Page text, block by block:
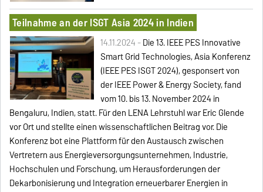
Teilnahme an der ISGT Asia 2024 in Indien
14.11.2024 -Die 13. IEEE PES Innovative
Smart Grid Technologies, Asia Konferenz
(IEEE PES ISGT 2024), gesponsert von
der IEEE Power & Energy Society, fand
vom 10. bis 13. November 2024 in
Bengaluru, Indien, statt. Für den LENA Lehrstuhl war Eric Glende
vor Ort und stellte einen wissenschaftlichen Beitrag vor. Die
Konferenz bot eine Plattform für den Austausch zwischen
Vertretern aus Energieversorgungsunternehmen, Industrie,
Hochschulen und Forschung, um Herausforderungen der
Dekarbonisierung und Integration erneuerbarer Energien in